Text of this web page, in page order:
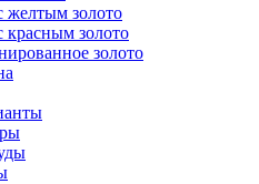
желтым золото
красным золото
золото